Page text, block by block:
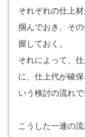
それぞれの仕上
掴んでおき、そ
握しておく。
それによって、
に、仕上代が確
いう検討の流れ
こうした一連の